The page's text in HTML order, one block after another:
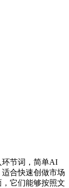
节词，简单AI
合快速创做市场
它们能够按照文